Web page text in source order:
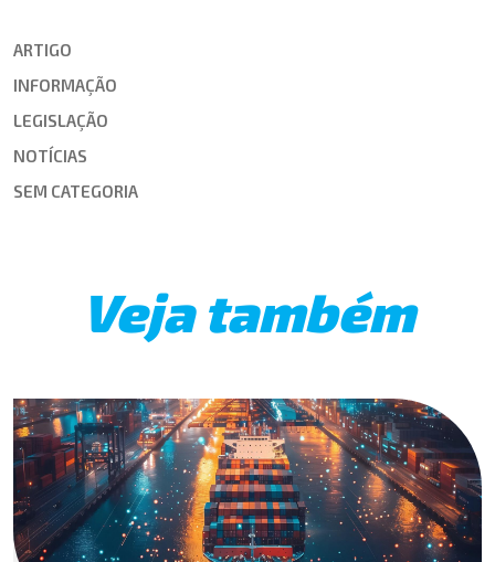
ARTIGO
INFORMAÇÃO
LEGISLAÇÃO
NOTÍCIAS
SEM CATEGORIA
Veja também